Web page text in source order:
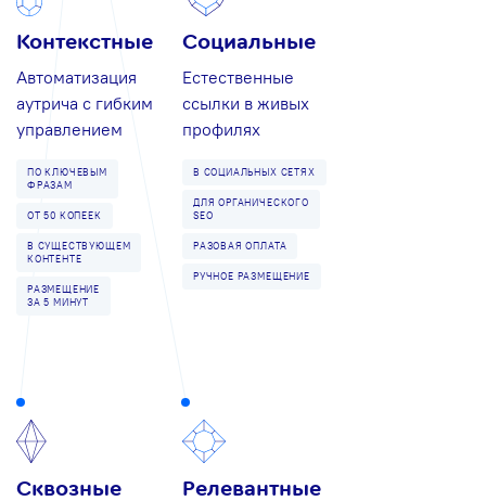
Контекстные
Автоматизация
аутрича с гибким
управлением
ПО КЛЮЧЕВЫМ
ФРАЗАМ
ОТ 50 КОПЕЕК
В СУЩЕСТВУЮЩЕМ
КОНТЕНТЕ
РАЗМЕЩЕНИЕ
ЗА 5 МИНУТ
Социальные
Естественные
ссылки в живых
профилях
В СОЦИАЛЬНЫХ СЕТЯХ
ДЛЯ ОРГАНИЧЕСКОГО
SEO
РАЗОВАЯ ОПЛАТА
РУЧНОЕ РАЗМЕЩЕНИЕ
Сквозные
Релевантные